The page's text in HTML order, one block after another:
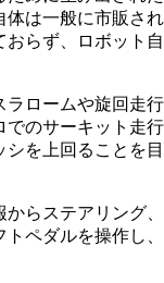
体は一般に市販され
らず、ロボット自
ラロームや旋回走行
でのサーキット走行
を上回ることを目
らステアリング、
ペダルを操作し、